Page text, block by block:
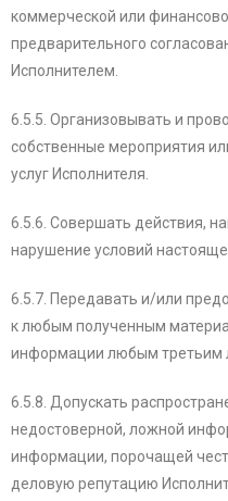
коммерческой или
предварительного
Исполнителем.
6.5.5. Организовывать и
собственные мероприятия
услуг Исполнителя.
6.5.6. Совершать действия,
нарушение условий
6.5.7. Передавать и/или
к любым полученным
информации любым третьим
6.5.8. Допускать
недостоверной, ложной
информации, порочащей
деловую репутацию